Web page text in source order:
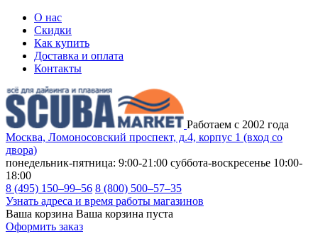
О нас
Скидки
Как купить
Доставка и оплата
Контакты
Работаем с 2002 года
Москва, Ломоносовский проспект, д.4, корпус 1 (вход со
двора)
понедельник-пятница: 9:00-21:00 суббота-воскресенье 10:00-
18:00
8 (495) 150–99–56 8 (800) 500–57–35
Узнать адреса и время работы магазинов
Ваша корзина Ваша корзина пуста
Оформить заказ